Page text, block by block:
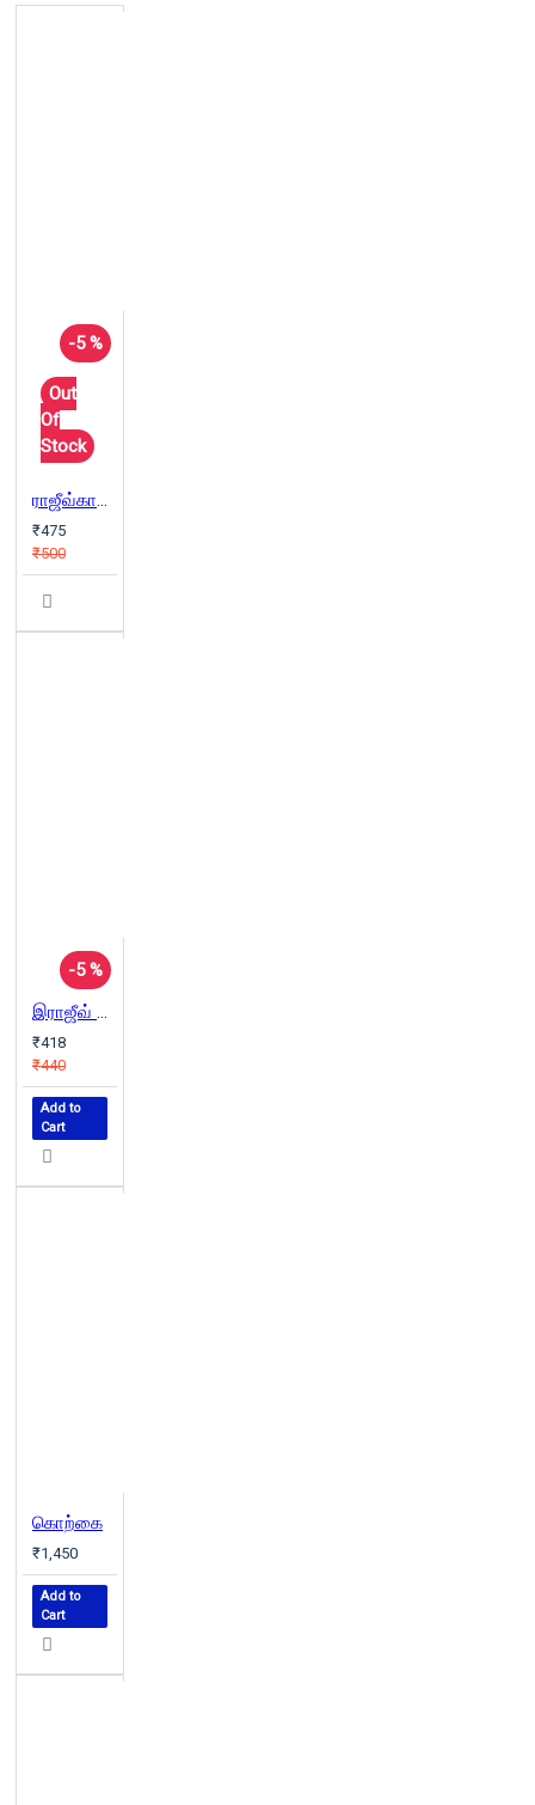
-5 %
Out
Of
Stock
ராஜீவ்காந்தி படுகொலை : மறைக்கப்பட்ட உண்மைகளும் பிரியங்கா நளினி சந்திப்பும்
₹475
₹500
-5 %
இராஜீவ் கொலை - டாப் சீக்ரெட்
₹418
₹440
Add to
Cart
கொற்கை
₹1,450
Add to
Cart